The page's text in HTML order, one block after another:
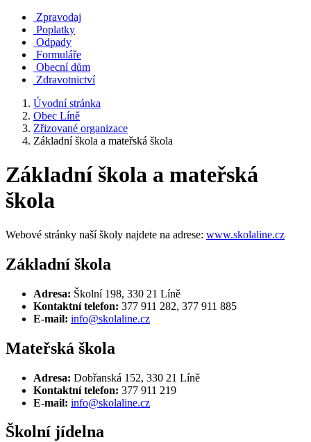
Zpravodaj
Poplatky
Odpady
Formuláře
Obecní dům
Zdravotnictví
Úvodní stránka
Obec Líně
Zřizované organizace
Základní škola a mateřská škola
Základní škola a mateřská
škola
Webové stránky naší školy najdete na adrese: www.skolaline.cz
Základní škola
Adresa: Školní 198, 330 21 Líně
Kontaktní telefon: 377 911 282, 377 911 885
E-mail: info@skolaline.cz
Mateřská škola
Adresa: Dobřanská 152, 330 21 Líně
Kontaktní telefon: 377 911 219
E-mail: info@skolaline.cz
Školní jídelna